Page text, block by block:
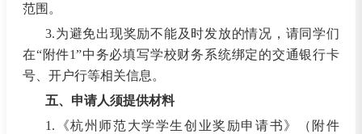
范围。
3.为避免出现奖励不能及时发放的情况，请同学们
在“附件1”中务必填写学校财务系统绑定的交通银行卡
号、开户行等相关信息。
五、申请人须提供材料
1.《杭州师范大学学生创业奖励申请书》（附件